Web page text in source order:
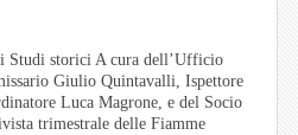
Studi storici A cura dell’Ufficio
Giulio Quintavalli, Ispettore
Luca Magrone, e del Socio
trimestrale delle Fiamme